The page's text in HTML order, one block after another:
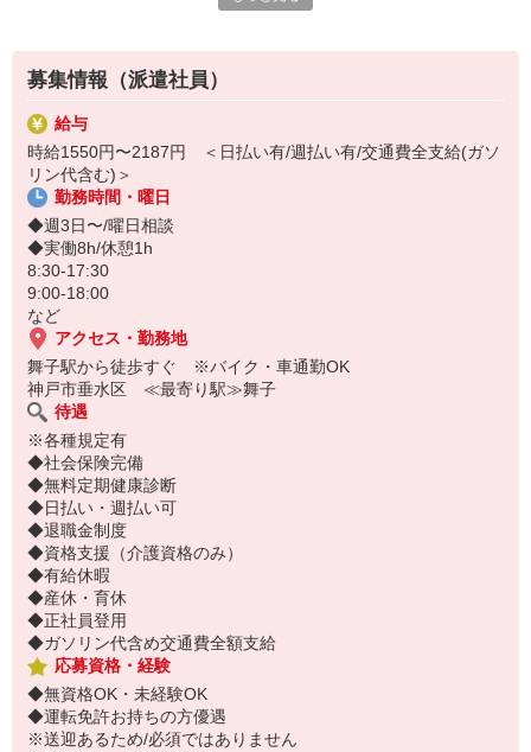
・施設内のカンタンな清掃
・送迎（出来る方のみ） など
週3日だけの勤務や土日休み相談OK
お給料は日払い・週払い対応も可♪
短期2ヶ月〜でも大歓迎！
募集情報（派遣社員）
給与
時給1550円〜2187円 ＜日払い有/週払い有/交通費全支給(ガソ
リン代含む)＞
勤務時間・曜日
◆週3日〜/曜日相談
◆実働8h/休憩1h
8:30-17:30
9:00-18:00
など
アクセス・勤務地
舞子駅から徒歩すぐ ※バイク・車通勤OK
神戸市垂水区 ≪最寄り駅≫舞子
待遇
※各種規定有
◆社会保険完備
◆無料定期健康診断
◆日払い・週払い可
◆退職金制度
◆資格支援（介護資格のみ）
◆有給休暇
◆産休・育休
◆正社員登用
◆ガソリン代含め交通費全額支給
応募資格・経験
◆無資格OK・未経験OK
◆運転免許お持ちの方優遇
※送迎あるため/必須ではありません